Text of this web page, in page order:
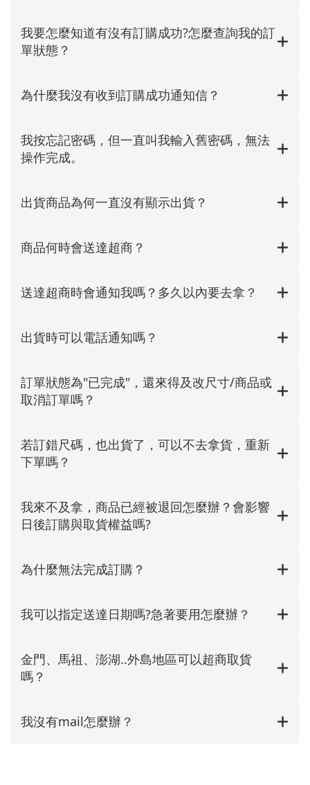
我要怎麼知道有沒有訂購成功?怎麼查詢我的訂
單狀態？
為什麼我沒有收到訂購成功通知信？
我按忘記密碼，但一直叫我輸入舊密碼，無法
操作完成。
出貨商品為何一直沒有顯示出貨？
商品何時會送達超商？
送達超商時會通知我嗎？多久以內要去拿？
出貨時可以電話通知嗎？
訂單狀態為"已完成"，還來得及改尺寸/商品或
取消訂單嗎？
若訂錯尺碼，也出貨了，可以不去拿貨，重新
下單嗎？
我來不及拿，商品已經被退回怎麼辦？會影響
日後訂購與取貨權益嗎?
為什麼無法完成訂購？
我可以指定送達日期嗎?急著要用怎麼辦？
金門、馬祖、澎湖..外島地區可以超商取貨
嗎？
我沒有mail怎麼辦？